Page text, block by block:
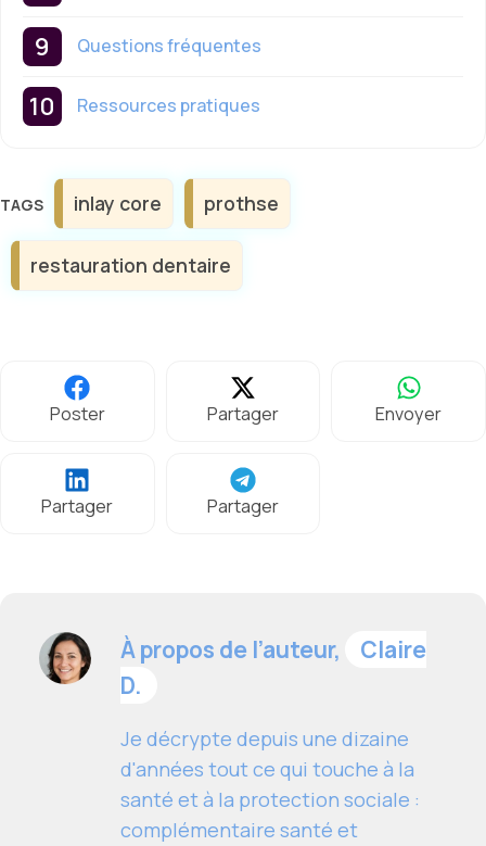
Questions fréquentes
Ressources pratiques
Étiquettes
inlay core prothse
restauration dentaire
Poster Partager Envoyer
Partager Partager
À propos de l’auteur,
Claire
D.
Je décrypte depuis une dizaine
d'années tout ce qui touche à la
santé et à la protection sociale :
complémentaire santé et